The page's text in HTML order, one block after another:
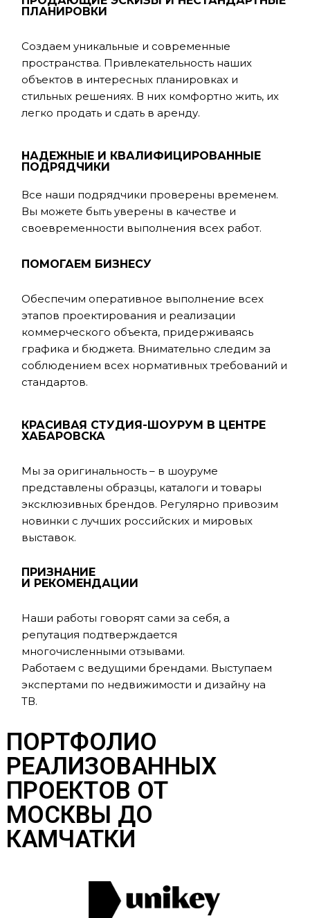
ПЛАНИРОВКИ
Создаем уникальные и современные
пространства. Привлекательность наших
объектов в интересных планировках и
стильных решениях. В них комфортно жить, их
легко продать и сдать в аренду.
НАДЕЖНЫЕ И КВАЛИФИЦИРОВАННЫЕ
ПОДРЯДЧИКИ
Все наши подрядчики проверены временем.
Вы можете быть уверены в качестве и
своевременности выполнения всех работ.
ПОМОГАЕМ БИЗНЕСУ
Обеспечим оперативное выполнение всех
этапов проектирования и реализации
коммерческого объекта, придерживаясь
графика и бюджета. Внимательно следим за
соблюдением всех нормативных требований и
стандартов.
КРАСИВАЯ СТУДИЯ-ШОУРУМ В ЦЕНТРЕ
ХАБАРОВСКА
Мы за оригинальность – в шоуруме
представлены образцы, каталоги и товары
эксклюзивных брендов. Регулярно привозим
новинки с лучших российских и мировых
выставок.
ПРИЗНАНИЕ
И РЕКОМЕНДАЦИИ
Наши работы говорят сами за себя, а
репутация подтверждается
многочисленными отзывами.
Работаем с ведущими брендами. Выступаем
экспертами по недвижимости и дизайну на
ТВ.
ПОРТФОЛИО
РЕАЛИЗОВАННЫХ
ПРОЕКТОВ ОТ
МОСКВЫ ДО
КАМЧАТКИ